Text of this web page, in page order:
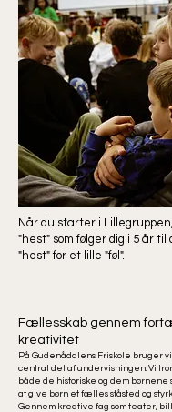
​Fællesskab gennem
kreativitet
På Gudenådalens Friskole bruger
central del af undervisningen. Vi
både de historiske og dem børnene
at give børn et fælles ståsted og
Gennem kreative fag som teater,
Når du starter i
"hest" som følger dig i 5 år
"hest" for et lille "føl".